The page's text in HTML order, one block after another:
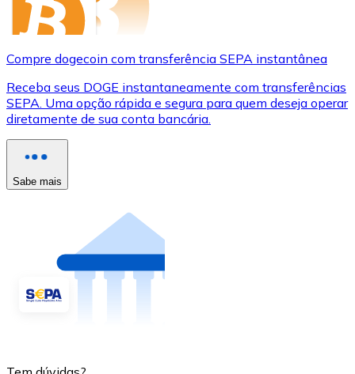
Compre dogecoin com transferência SEPA instantânea
Receba seus DOGE instantaneamente com transferências
SEPA. Uma opção rápida e segura para quem deseja operar
diretamente de sua conta bancária.
Sabe mais